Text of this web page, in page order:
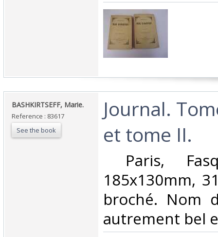
‎BASHKIRTSEFF, Marie.‎
Reference : 83617
See the book
‎Journal.
et tome II.‎
Paris,
185x130mm,
broché. Nom
autrement bel